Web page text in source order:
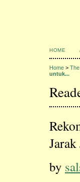
HOME
Home >
untuk...
Jarak
by